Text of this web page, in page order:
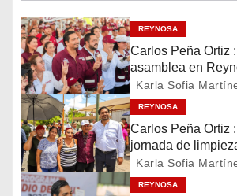
g
a
c
i
ó
n
REYNOSA
Carlos Peña Ortiz
asamblea en
de la soberanía
Karla Sofia
REYNOSA
Carlos Peña Ortiz
jornada de
Conciencia” en
Karla Sofia
REYNOSA